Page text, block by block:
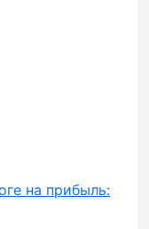
на прибыль: